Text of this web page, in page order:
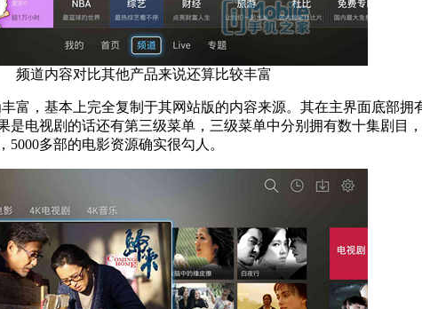
频道内容对比其他产品来说还算比较丰富
富，基本上完全复制于其网站版的内容来源。其在主界面底部
电视剧的话还有第三级菜单，三级菜单中分别拥有数十集剧目
多部的电影资源确实很勾人。